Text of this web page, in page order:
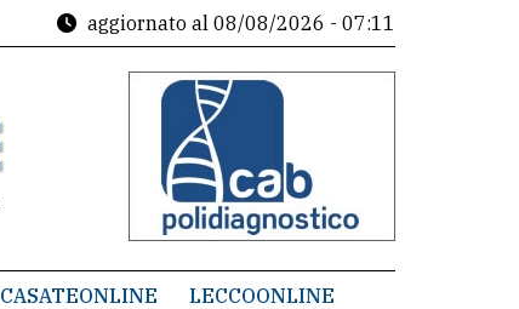
aggiornato al 08/08/2026 - 07:11
CASATEONLINE LECCOONLINE